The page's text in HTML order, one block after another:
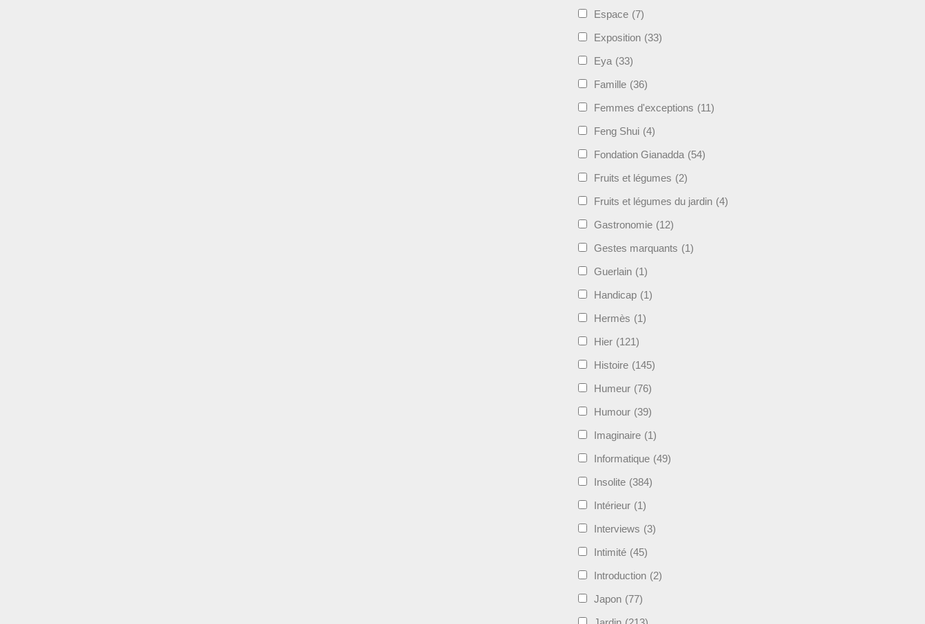
Espace (7)
Exposition (33)
Eya (33)
Famille (36)
Femmes d'exceptions (11)
Feng Shui (4)
Fondation Gianadda (54)
Fruits et légumes (2)
Fruits et légumes du jardin (4)
Gastronomie (12)
Gestes marquants (1)
Guerlain (1)
Handicap (1)
Hermès (1)
Hier (121)
Histoire (145)
Humeur (76)
Humour (39)
Imaginaire (1)
Informatique (49)
Insolite (384)
Intérieur (1)
Interviews (3)
Intimité (45)
Introduction (2)
Japon (77)